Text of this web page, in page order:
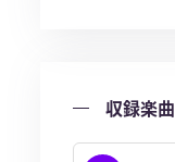
収録楽曲